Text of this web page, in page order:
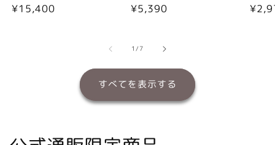
通
¥15,400
通
格
¥5,390
通
1/の
7
すべてを表示する